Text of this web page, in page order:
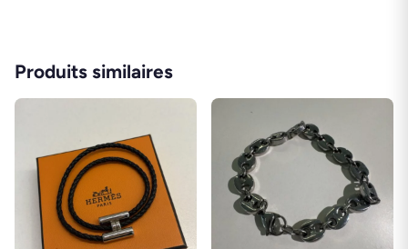
Produits similaires